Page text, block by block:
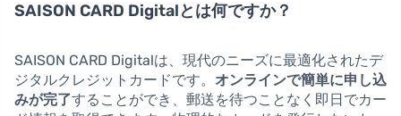
SAISON CARD Digitalとは何ですか？
SAISON CARD Digitalは、現代のニーズに最適化されたデ
ジタルクレジットカードです。 オンラインで簡単に申し込
みが完了することができ、郵送を待つことなく即日でカー